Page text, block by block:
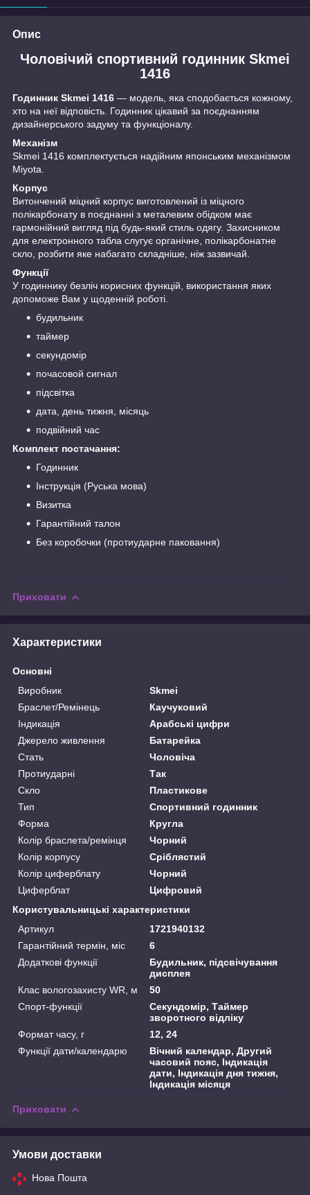
Опис
Чоловічий спортивний годинник Skmei
1416
Годинник Skmei 1416 — модель, яка сподобається кожному,
хто на неї відповість. Годинник цікавий за поєднанням
дизайнерського задуму та функціоналу.
Механізм
Skmei 1416 комплектується надійним японським механізмом
Miyota.
Корпус
Витончений міцний корпус виготовлений із міцного
полікарбонату в поєднанні з металевим обідком має
гармонійний вигляд під будь-який стиль одягу. Захисником
для електронного табла слугує органічне, полікарбонатне
скло, розбити яке набагато складніше, ніж зазвичай.
Функції
У годиннику безліч корисних функцій, використання яких
допоможе Вам у щоденній роботі.
будильник
таймер
секундомір
почасовой сигнал
підсвітка
дата, день тижня, місяць
подвійний час
Комплект постачання:
Годинник
Інструкція (Руська мова)
Визитка
Гарантійний талон
Без коробочки (протиударне паковання)
Приховати
Характеристики
Основні
Виробник
Skmei
Браслет/Ремінець
Каучуковий
Індикація
Арабські цифри
Джерело живлення
Батарейка
Стать
Чоловіча
Протиударні
Так
Скло
Пластикове
Тип
Спортивний годинник
Форма
Кругла
Колір браслета/ремінця
Чорний
Колір корпусу
Сріблястий
Колір циферблату
Чорний
Циферблат
Цифровий
Користувальницькі характеристики
Артикул
1721940132
Гарантійний термін, міс
6
Додаткові функції
Будильник, підсвічування
дисплея
Клас вологозахисту WR, м
50
Спорт-функції
Секундомір, Таймер
зворотного відліку
Формат часу, г
12, 24
Функції дати/календарю
Вічний календар, Другий
часовий пояс, Індикація
дати, Індикація дня тижня,
Індикація місяця
Приховати
Умови доставки
Нова Пошта